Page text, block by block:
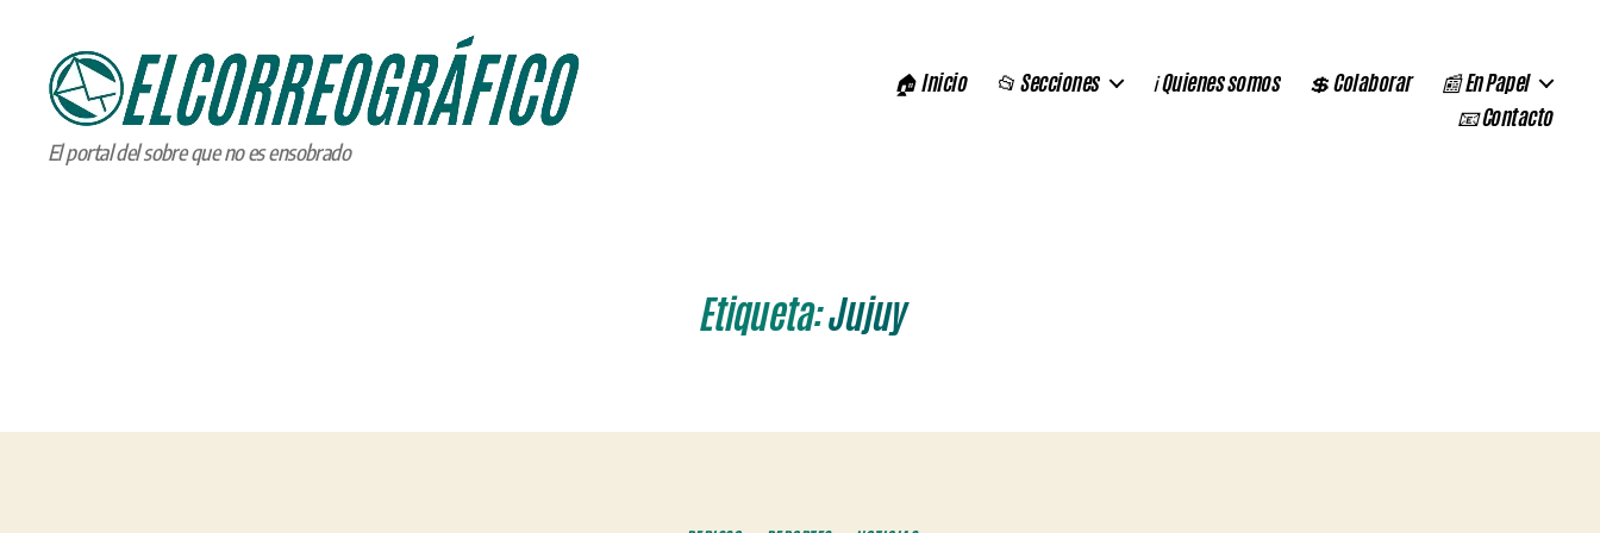
ELCORREOGRÁFICO
El portal del sobre que no es ensobrado
🏠 Inicio 📂 Secciones ℹ️ Quienes somos 💲 Colaborar
📰 En Papel
📧 Contacto
Etiqueta:Jujuy
Categorías